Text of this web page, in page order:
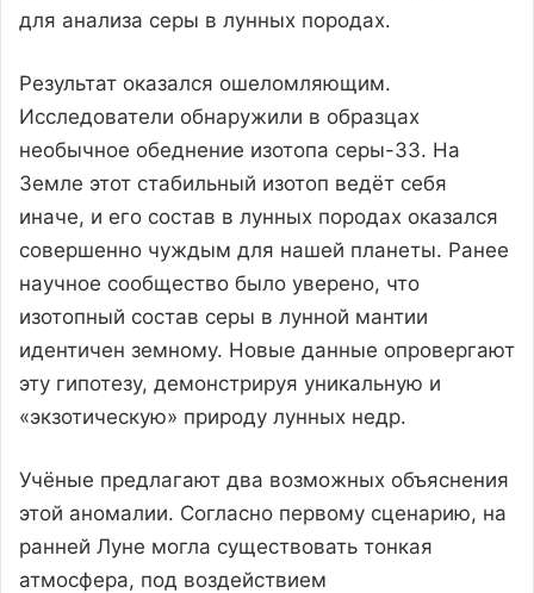
для анализа серы в лунных породах.
Результат оказался ошеломляющим.
Исследователи обнаружили в образцах
необычное обеднение изотопа серы-33. На
Земле этот стабильный изотоп ведёт себя
иначе, и его состав в лунных породах оказался
совершенно чуждым для нашей планеты. Ранее
научное сообщество было уверено, что
изотопный состав серы в лунной мантии
идентичен земному. Новые данные опровергают
эту гипотезу, демонстрируя уникальную и
«экзотическую» природу лунных недр.
Учёные предлагают два возможных объяснения
этой аномалии. Согласно первому сценарию, на
ранней Луне могла существовать тонкая
атмосфера, под воздействием